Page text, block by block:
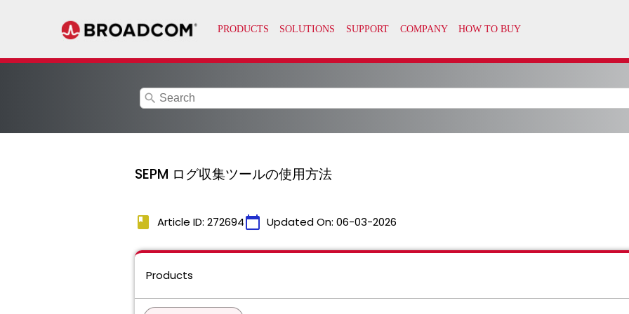
search
SEPM ログ収集ツールの使用方法
book Article ID: 272694calendar_today Updated On: 06-03-2026
Products